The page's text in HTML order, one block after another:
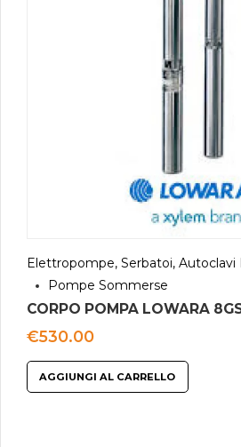
Elettropompe, Serbatoi, Autoclavi
Pompe Sommerse
CORPO POMPA LOWARA
€530.00
AGGIUNGI AL CARRELLO